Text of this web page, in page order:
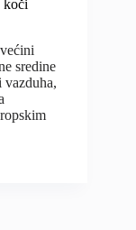
koči
sredine
vazduha,